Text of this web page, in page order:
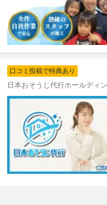
口コミ投稿で特典あり
日本おそうじ代行ホールディ